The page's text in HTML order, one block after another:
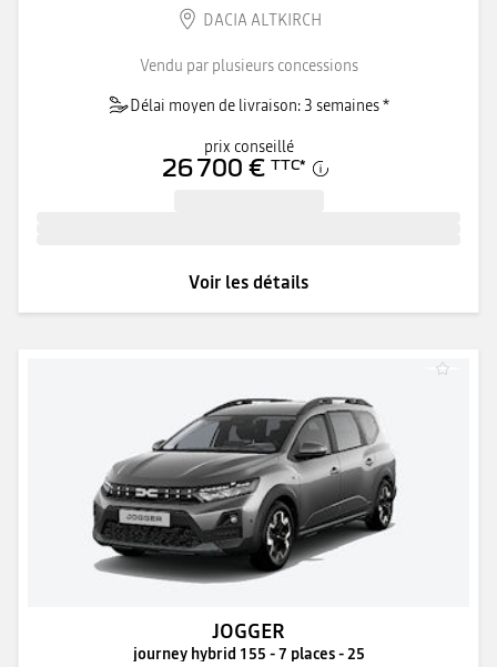
DACIA ALTKIRCH
Vendu par plusieurs concessions
Délai moyen de livraison: 3 semaines *
prix conseillé
26 700 € TTC*
Voir les détails
JOGGER
journey hybrid 155 - 7 places - 25